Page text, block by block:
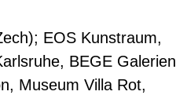
EOS Kunstraum,
BEGE Galerien
Museum Villa Rot,